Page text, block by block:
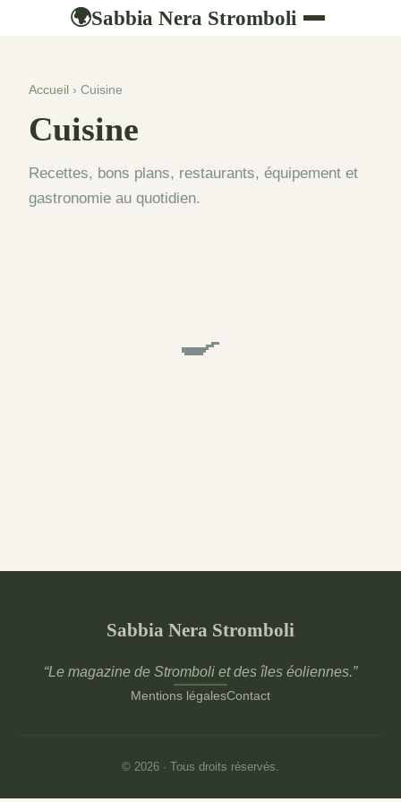
🌍Sabbia Nera Stromboli
Accueil › Cuisine
Cuisine
Recettes, bons plans, restaurants, équipement et
gastronomie au quotidien.
🍳
Sabbia Nera Stromboli
“Le magazine de Stromboli et des îles éoliennes.”
Mentions légalesContact
© 2026 · Tous droits réservés.